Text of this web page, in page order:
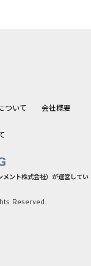
ついて 会社概要
ント株式会社）が運営してい
Reserved.